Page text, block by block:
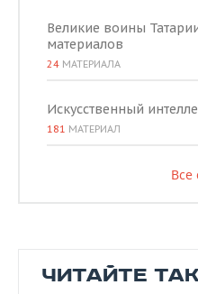
Великие воины
материалов
24 МАТЕРИАЛА
Искусственный
181 МАТЕРИАЛ
ЧИТАЙТЕ